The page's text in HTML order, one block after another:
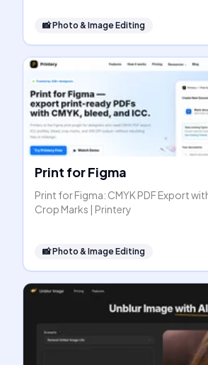
📸Photo & Image Editing
Print for Figma
Print for Figma: CMYK PDF Export
Crop Marks | Printery
📸Photo & Image Editing